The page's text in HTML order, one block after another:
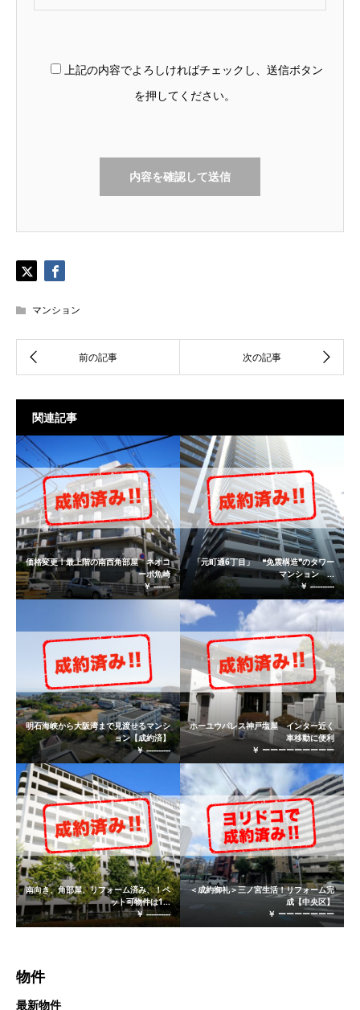
上記の内容でよろしければチェックし、送信ボタン
を押してください。
マンション
関連記事
価格変更！最上階の南西角部屋 ネオコ
ーポ魚崎
￥ -------
「元町通6丁目」 ❝免震構造❞のタワー
マンション ...
￥ ----------
明石海峡から大阪湾まで見渡せるマンシ
ョン【成約済】
￥ ----------
ホーユウパレス神戸塩屋 インター近く
車移動に便利
￥ ーーーーーーーーー
南向き、角部屋、リフォーム済み、！ペ
ット可物件は1...
￥ ----------
＜成約御礼＞三ノ宮生活！リフォーム完
成【中央区】
￥ ーーーーーーー
物件
最新物件